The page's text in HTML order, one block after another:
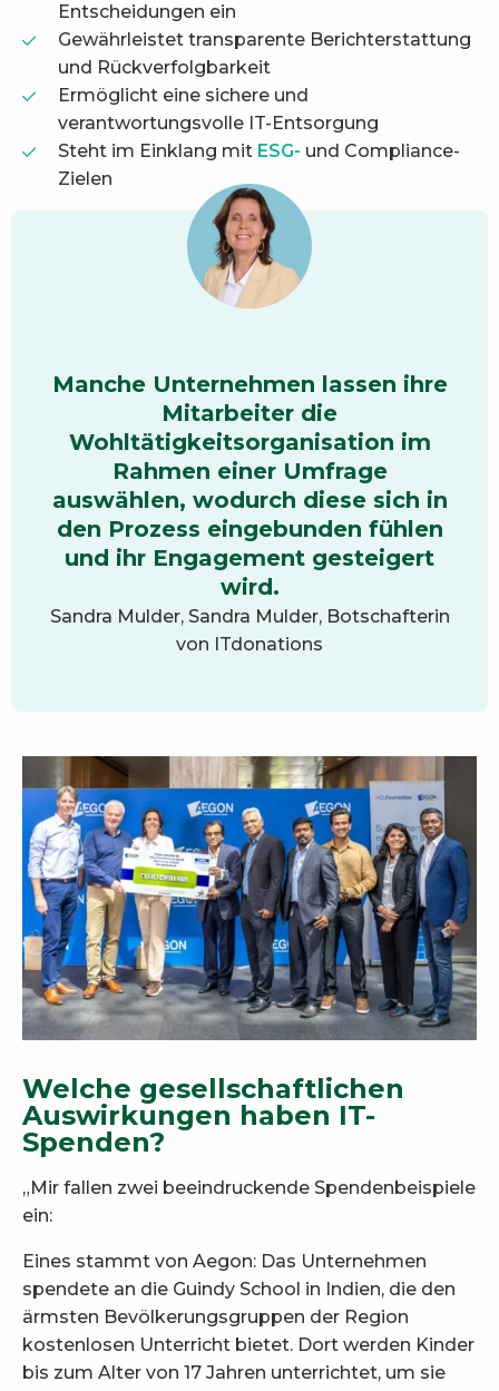
Entscheidungen ein
Gewährleistet transparente Berichterstattung
und Rückverfolgbarkeit
Ermöglicht eine sichere und
verantwortungsvolle IT-Entsorgung
Steht im Einklang mit ESG- und Compliance-
Zielen
Manche Unternehmen lassen ihre
Mitarbeiter die
Wohltätigkeitsorganisation im
Rahmen einer Umfrage
auswählen, wodurch diese sich in
den Prozess eingebunden fühlen
und ihr Engagement gesteigert
wird.
Sandra Mulder, Sandra Mulder, Botschafterin
von ITdonations
Welche gesellschaftlichen
Auswirkungen haben IT-
Spenden?
„Mir fallen zwei beeindruckende Spendenbeispiele
ein:
Eines stammt von Aegon: Das Unternehmen
spendete an die Guindy School in Indien, die den
ärmsten Bevölkerungsgruppen der Region
kostenlosen Unterricht bietet. Dort werden Kinder
bis zum Alter von 17 Jahren unterrichtet, um sie